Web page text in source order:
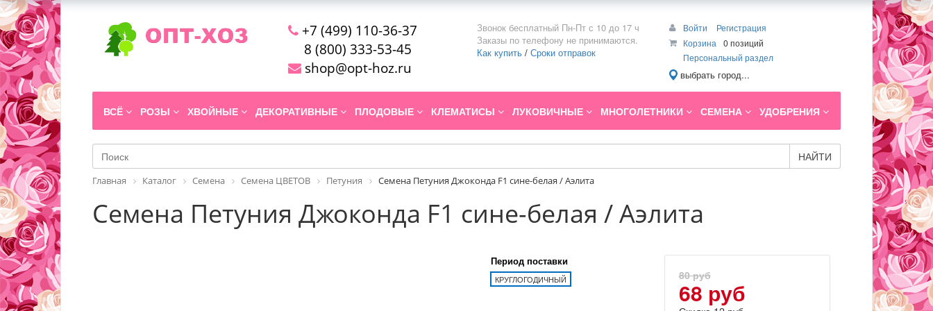
+7 (499) 110-36-37
8 (800) 333-53-45
shop@opt-hoz.ru
Звонок бесплатный Пн-Пт с 10 до 17 ч
Заказы по телефону не принимаются.
Как купить / Сроки отправок
Войти
Регистрация
Корзина
0 позиций
Персональный раздел
выбрать город...
ВСЁ РОЗЫ ХВОЙНЫЕ ДЕКОРАТИВНЫЕ ПЛОДОВЫЕ КЛЕМАТИСЫ ЛУКОВИЧНЫЕ МНОГОЛЕТНИКИ СЕМЕНА УДОБРЕНИЯ
НАЙТИ
Главная Каталог Семена Семена ЦВЕТОВ Петуния Семена Петуния Джоконда F1 сине-белая / Аэлита
Семена Петуния Джоконда F1 сине-белая / Аэлита
Период поставки
КРУГЛОГОДИЧНЫЙ 80 руб
68 руб